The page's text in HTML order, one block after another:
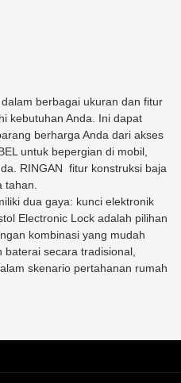
berbagai ukuran dan fitur
kebutuhan Anda. Ini dapat
berharga Anda dari akses
untuk bepergian di mobil,
RINGAN fitur konstruksi baja
tahan.
dua gaya: kunci elektronik
Electronic Lock adalah pilihan
kombinasi yang mudah
baterai secara tradisional,
skenario pertahanan rumah